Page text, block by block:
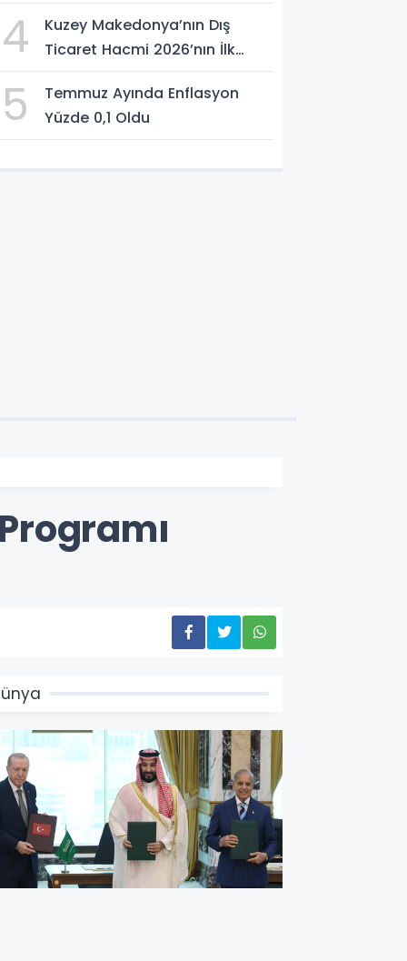
4
Kuzey Makedonya’nın Dış
Ticaret Hacmi 2026’nın İlk
5
Temmuz Ayında Enflasyon
Yüzde 0,1 Oldu